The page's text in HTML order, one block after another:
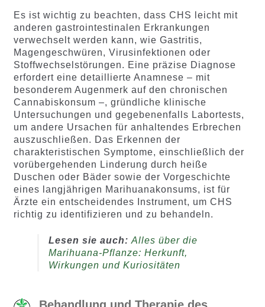
Es ist wichtig zu beachten, dass CHS leicht mit
anderen gastrointestinalen Erkrankungen
verwechselt werden kann, wie Gastritis,
Magengeschwüren, Virusinfektionen oder
Stoffwechselstörungen. Eine präzise Diagnose
erfordert eine detaillierte Anamnese – mit
besonderem Augenmerk auf den chronischen
Cannabiskonsum –, gründliche klinische
Untersuchungen und gegebenenfalls Labortests,
um andere Ursachen für anhaltendes Erbrechen
auszuschließen. Das Erkennen der
charakteristischen Symptome, einschließlich der
vorübergehenden Linderung durch heiße
Duschen oder Bäder sowie der Vorgeschichte
eines langjährigen Marihuanakonsums, ist für
Ärzte ein entscheidendes Instrument, um CHS
richtig zu identifizieren und zu behandeln.
Lesen sie auch: Alles über die
Marihuana-Pflanze: Herkunft,
Wirkungen und Kuriositäten